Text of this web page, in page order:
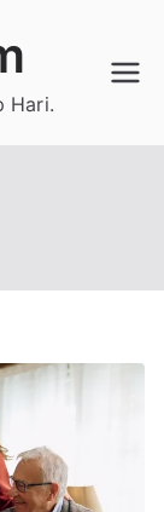
Hari.